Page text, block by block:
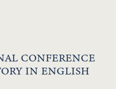
CONFERENCE
IN ENGLISH